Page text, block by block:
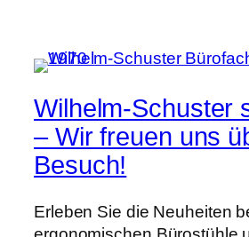
Wilhelm-Schuster
– Wir freuen uns
Besuch!
Erleben Sie die Neuheiten